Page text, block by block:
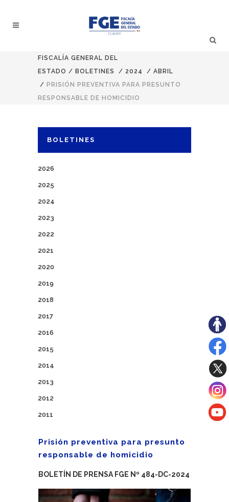
FISCALÍA GENERAL DEL
ESTADO / BOLETINES / 2024 / ABRIL
/ PRISIÓN PREVENTIVA PARA PRESUNTO
RESPONSABLE DE HOMICIDIO
BOLETINES
2026
2025
2024
2023
2022
2021
2020
2019
2018
2017
2016
2015
2014
2013
2012
2011
Prisión preventiva para presunto
responsable de homicidio
BOLETÍN DE PRENSA FGE Nº 484-DC-2024